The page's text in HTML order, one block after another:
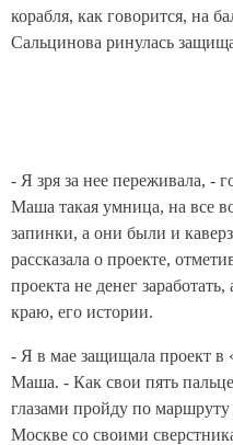
корабля, как говорится, на
Сальцинова ринулась
- Я зря за нее переживала, -
Маша такая умница, на все
запинки, а они были и
рассказала о проекте,
проекта не денег
краю, его истории.
- Я в мае защищала проект в
Маша. - Как свои пять
глазами пройду по
Москве со своими